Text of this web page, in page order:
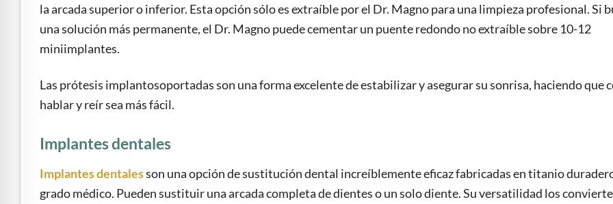
la arcada superior o inferior. Esta opción sólo es extraíble por el Dr. Magno para una limpieza profesional. Si
una solución más permanente, el Dr. Magno puede cementar un puente redondo no extraíble sobre 10-12
miniimplantes.
Las prótesis implantosoportadas son una forma excelente de estabilizar y asegurar su sonrisa, haciendo que
hablar y reír sea más fácil.
Implantes dentales
Implantes dentalesson una opción de sustitución dental increíblemente eficaz fabricadas en titanio
grado médico. Pueden sustituir una arcada completa de dientes o un solo diente. Su versatilidad los